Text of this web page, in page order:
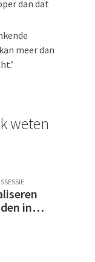
dan dat
meer dan
weten
in